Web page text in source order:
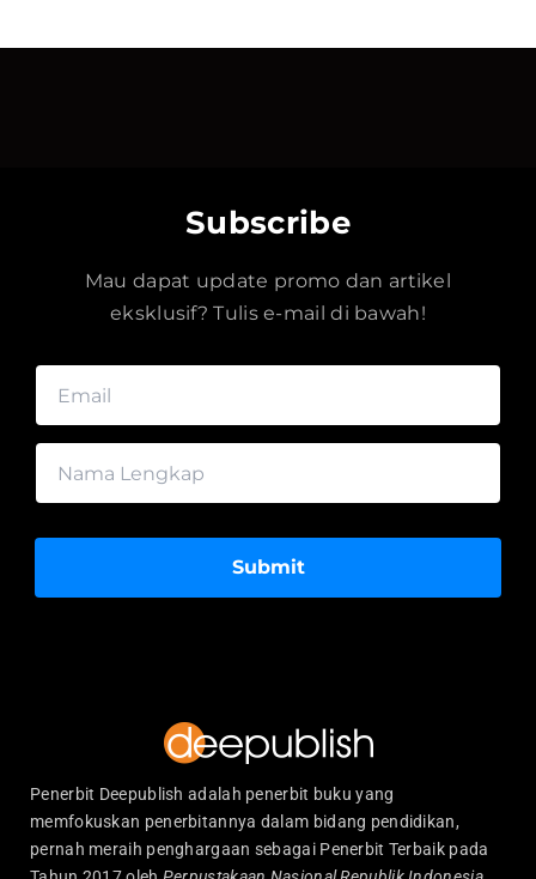
Subscribe
Mau dapat update promo dan artikel
eksklusif? Tulis e-mail di bawah!
Submit
Penerbit Deepublish adalah penerbit buku yang
memfokuskan penerbitannya dalam bidang pendidikan,
pernah meraih penghargaan sebagai Penerbit Terbaik pada